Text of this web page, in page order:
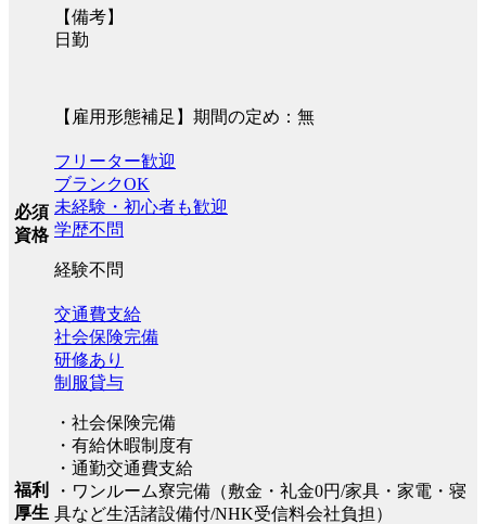
【備考】
日勤
【雇用形態補足】期間の定め：無
必須
資格
フリーター歓迎
ブランクOK
未経験・初心者も歓迎
学歴不問
経験不問
福利
厚生
交通費支給
社会保険完備
研修あり
制服貸与
・社会保険完備
・有給休暇制度有
・通勤交通費支給
・ワンルーム寮完備（敷金・礼金0円/家具・家電・寝
具など生活諸設備付/NHK受信料会社負担）